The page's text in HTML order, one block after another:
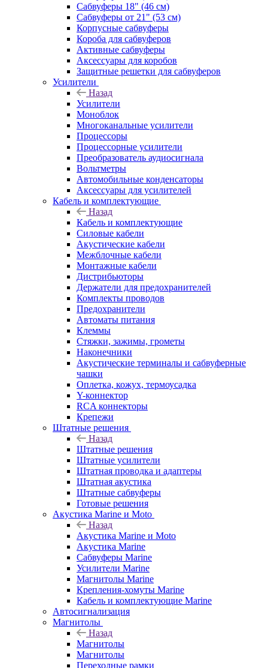
Сабвуферы 18" (46 см)
Сабвуферы от 21" (53 см)
Корпусные сабвуферы
Короба для сабвуферов
Активные сабвуферы
Аксессуары для коробов
Защитные решетки для сабвуферов
Усилители
Назад
Усилители
Моноблок
Многоканальные усилители
Процессоры
Процессорные усилители
Преобразователь аудиосигнала
Вольтметры
Автомобильные конденсаторы
Аксессуары для усилителей
Кабель и комплектующие
Назад
Кабель и комплектующие
Силовые кабели
Акустические кабели
Межблочные кабели
Монтажные кабели
Дистрибьюторы
Держатели для предохранителей
Комплекты проводов
Предохранители
Автоматы питания
Клеммы
Стяжки, зажимы, грометы
Наконечники
Акустические терминалы и сабвуферные
чашки
Оплетка, кожух, термоусадка
Y-коннектор
RCA коннекторы
Крепежи
Штатные решения
Назад
Штатные решения
Штатные усилители
Штатная проводка и адаптеры
Штатная акустика
Штатные сабвуферы
Готовые решения
Акустика Marine и Moto
Назад
Акустика Marine и Moto
Акустика Marine
Сабвуферы Marine
Усилители Marine
Магнитолы Marine
Крепления-хомуты Marine
Кабель и комплектующие Marine
Автосигнализация
Магнитолы
Назад
Магнитолы
Магнитолы
Переходные рамки